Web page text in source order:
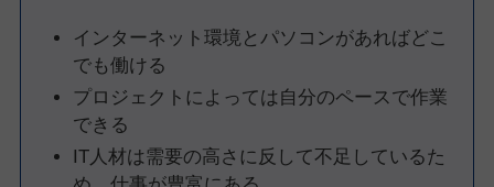
インターネット環境とパソコンがあればどこ
でも働ける
プロジェクトによっては自分のペースで作業
できる
IT人材は需要の高さに反して不足しているた